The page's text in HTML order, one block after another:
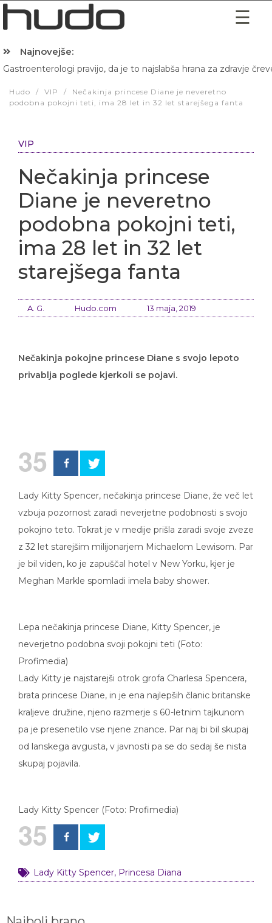
Najnovejše:
Gastroenterologi pravijo, da je to najslabša hrana za zdravje
Hudo / VIP /
Nečakinja princese Diane je neveretno
podobna pokojni teti, ima 28 let in 32 let starejšega fanta
VIP
Nečakinja princese
Diane je neveretno
podobna pokojni teti,
ima 28 let in 32 let
starejšega fanta
A. G. Hudo.com 13 maja, 2019
Nečakinja pokojne princese Diane s svojo lepoto
privablja poglede kjerkoli se pojavi.
35
Lady Kitty Spencer, nečakinja princese Diane, že več let
vzbuja pozornost zaradi neverjetne podobnosti s svojo
pokojno teto. Tokrat je v medije prišla zaradi svoje zveze
z 32 let starejšim milijonarjem Michaelom Lewisom. Par
je bil viden, ko je zapuščal hotel v New Yorku, kjer je
Meghan Markle spomladi imela baby shower.
Lepa nečakinja princese Diane, Kitty Spencer, je
neverjetno podobna svoji pokojni teti (Foto:
Profimedia)
Lady Kitty je najstarejši otrok grofa Charlesa Spencera,
brata princese Diane, in je ena najlepših članic britanske
kraljeve družine, njeno razmerje s 60-letnim tajkunom
pa je presenetilo vse njene znance. Par naj bi bil skupaj
od lanskega avgusta, v javnosti pa se do sedaj še nista
skupaj pojavila.
Lady Kitty Spencer (Foto: Profimedia)
35
Lady Kitty Spencer, Princesa Diana